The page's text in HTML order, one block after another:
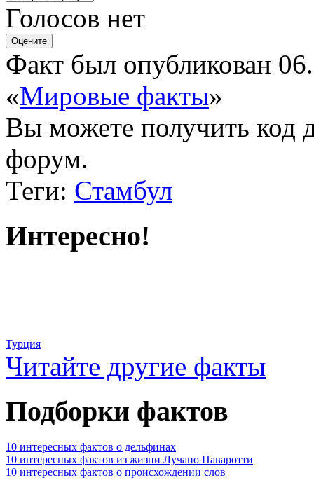
Голосов нет
Факт был опубликован
«Мировые факты»
Вы можете получить код
форум.
Теги: Стамбул
Интересно!
Турция
Читайте другие факты
Подборки фактов
10 интересных фактов о дельфинах
10 интересных фактов из жизни Лучано Паваротти
10 интересных фактов о происхождении слов